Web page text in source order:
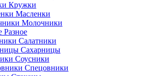
Кружки
Масленки
Молочники
Разное
Салатники
Сахарницы
Соусники
Спецовники